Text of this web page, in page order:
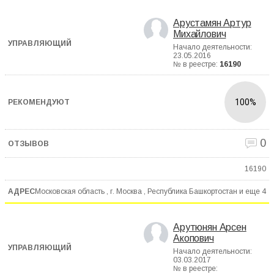
Арустамян Артур
Михайлович
Начало деятельности:
23.05.2016
№ в реестре: 16190
100%
0
16190
Московская область , г. Москва , Республика Башкортостан и еще 4
Арутюнян Арсен
Акопович
Начало деятельности:
03.03.2017
№ в реестре: